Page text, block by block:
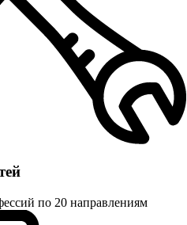
по 20 направлениям